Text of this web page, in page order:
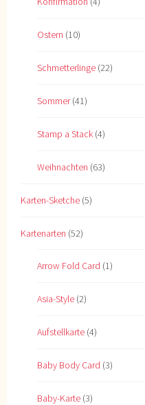
Ostern (10)
Schmetterlinge (22)
Sommer(41)
Stamp a Stack (4)
Weihnachten (63)
Karten-Sketche (5)
Kartenarten (52)
Arrow Fold Card (1)
Asia-Style (2)
Aufstellkarte (4)
Baby Body Card (3)
Baby-Karte (3)